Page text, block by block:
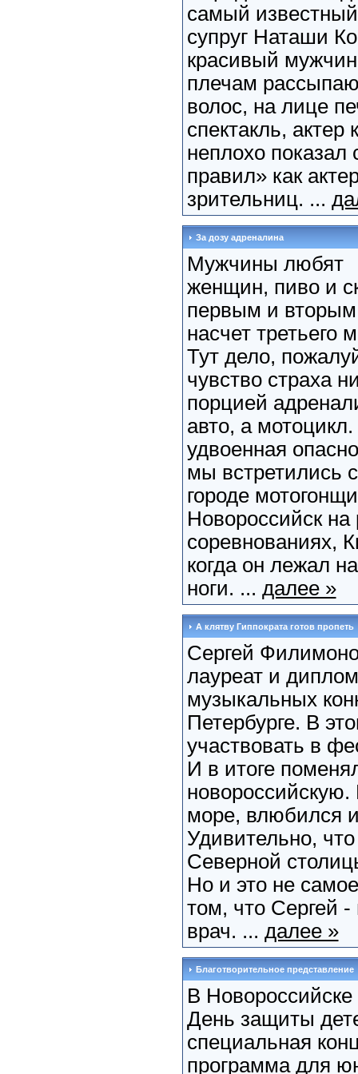
самый
супруг Наташи
красивый
плечам
волос, на лице
спектакль,
неплохо
правил» как
зрительниц. ...
За дозу адреналина
Мужчины любят
женщин, пиво и
первым и вторым
насчет третьего
Тут дело,
чувство страха
порцией
авто, а
удвоенная
мы встретились
городе
Новороссийск
соревнованиях,
когда он лежал
ноги. ... далее »
А клятву Гиппократа готов пропеть
Сергей
лауреат и
музыкальных
Петербурге. В
участвовать в
И в итоге
новороссийскую.
море, влюбился
Удивительно,
Северной
Но и это не
том, что Сергей
врач. ... далее »
Благотворительное представление
В Новороссийске
День защиты
специальная
программа для